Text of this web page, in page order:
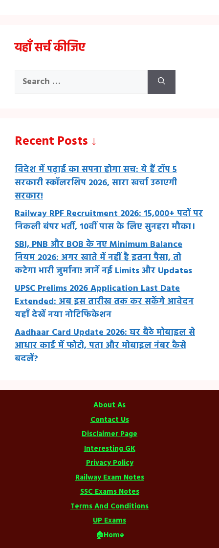
यहाँ सर्च कीजिए
Search
Recent Posts ↓
विदेश में पढ़ाई का सपना होगा सच: ये हैं टॉप 5
सरकारी स्कॉलरशिप 2026, सारा खर्चा उठाएगी
सरकार!
Railway RPF Recruitment 2026: 15,000+ पदों पर
निकली बंपर भर्ती, 10वीं पास के लिए सुनहरा मौका।
SBI, PNB और BOB के नए Minimum Balance
नियम 2026: अगर खाते में नहीं है इतना पैसा, तो
कटेगा भारी जुर्माना! जानें नई Limits और Updates
UPSC Prelims 2026 Application Last Date
Extended: अब इस तारीख तक कर सकेंगे आवेदन
यहाँ देखें नया नोटिफिकेशन
Aadhaar Card Update 2026: घर बैठे मोबाइल से
आधार कार्ड में फोटो, पता और मोबाइल नंबर कैसे
बदलें?
About As
Contact Us
Disclaimer Page
Interesting GK
Privacy Policy
Railway Exam Notes
SSC Exams Notes
Terms And Conditions
UP Exams
🏠Home